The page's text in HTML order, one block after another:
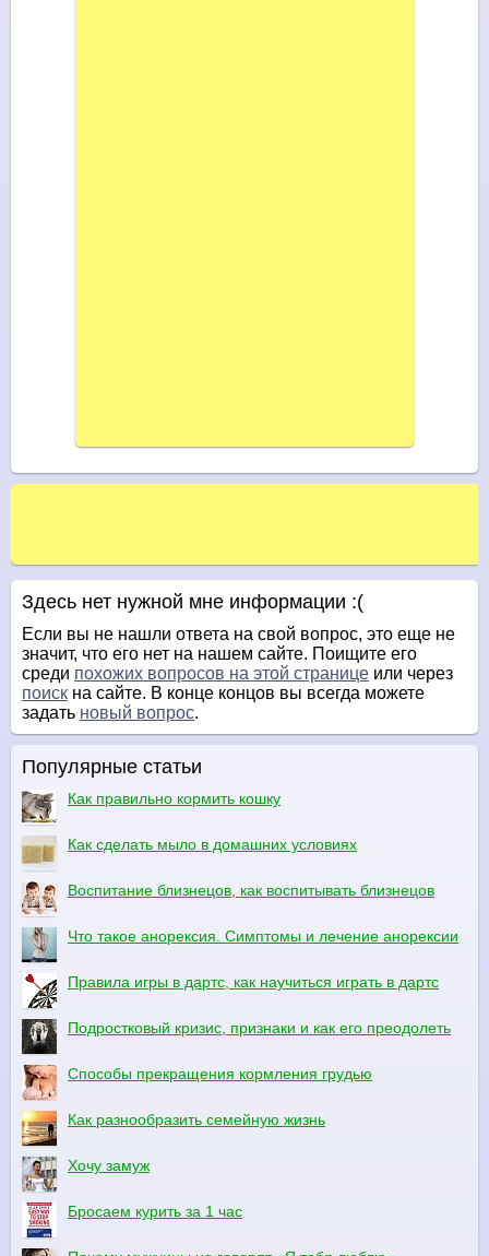
Здесь нет нужной мне информации :(
Если вы не нашли ответа на свой вопрос, это еще не
значит, что его нет на нашем сайте. Поищите его
среди похожих вопросов на этой странице или через
поиск на сайте. В конце концов вы всегда можете
задать новый вопрос.
Популярные статьи
Как правильно кормить кошку
Как сделать мыло в домашних условиях
Воспитание близнецов, как воспитывать близнецов
Что такое анорексия. Симптомы и лечение анорексии
Правила игры в дартс, как научиться играть в дартс
Подростковый кризис, признаки и как его преодолеть
Способы прекращения кормления грудью
Как разнообразить семейную жизнь
Хочу замуж
Бросаем курить за 1 час